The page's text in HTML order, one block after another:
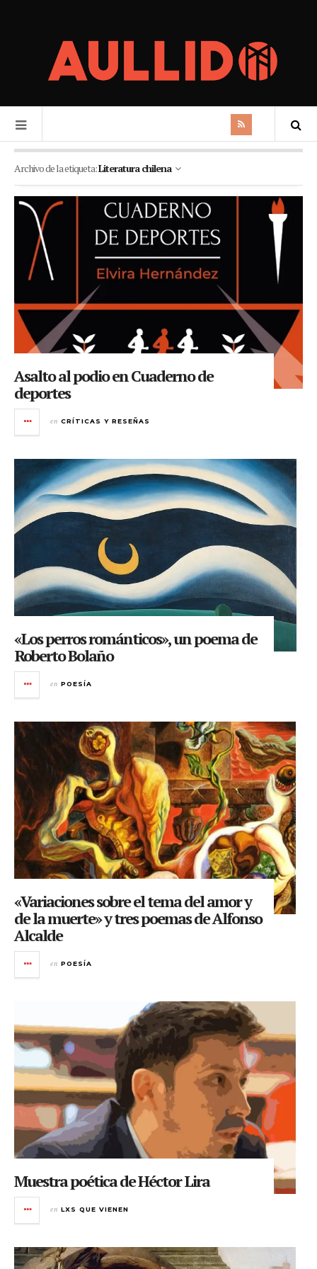
Archivo de la etiqueta:Literatura chilena
Asalto al podio en Cuaderno de
deportes
en CRÍTICAS Y RESEÑAS
«Los perros románticos», un poema de
Roberto Bolaño
en POESÍA
«Variaciones sobre el tema del amor y
de la muerte» y tres poemas de Alfonso
Alcalde
en POESÍA
Muestra poética de Héctor Lira
en LXS QUE VIENEN